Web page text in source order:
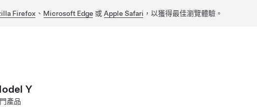
Firefox 、 Microsoft Edge 或 Apple Safari ，以獲得最佳瀏覽體驗。
Y
產品